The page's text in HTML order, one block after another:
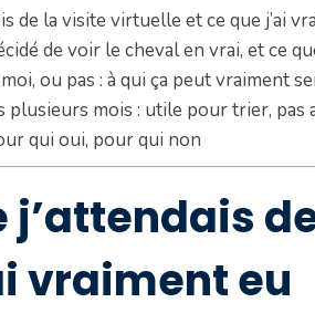
de la visite virtuelle et ce que j’ai
de voir le cheval en vrai, et ce
ou pas : à qui ça peut vraiment
plusieurs mois : utile pour trier, pas
qui oui, pour qui non
j’attendais
vraiment eu